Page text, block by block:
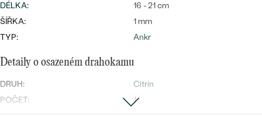
Bestsellery
DÉLKA:
16 - 21 cm
ŠÍŘKA:
1 mm
TYP:
Ankr
Detaily o osazeném drahokamu
DRUH:
Citrín
POČET:
1
KARÁTOVÁ VÁHA:
0.4 ct